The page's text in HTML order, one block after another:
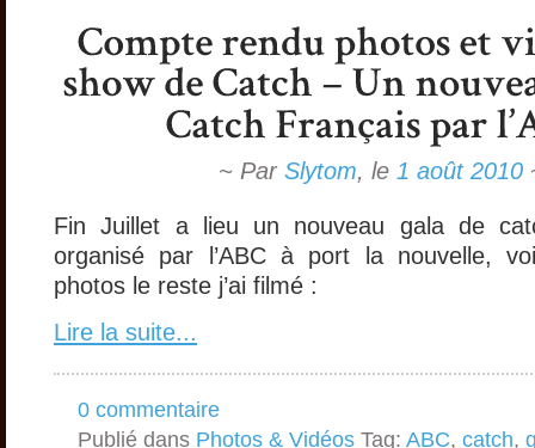
~ Par Slytom, le 1 août 2010
Fin Juillet a lieu un nouveau gala de
organisé par l’ABC à port la nouvelle,
photos le reste j’ai filmé :
Lire la suite...
0 commentaire
Publié dans Photos & Vidéos Tag: ABC, catch,